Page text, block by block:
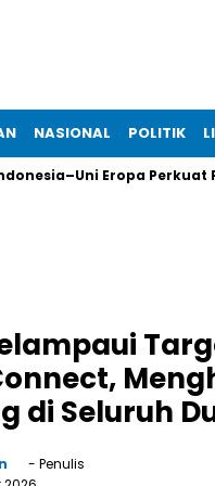
NASIONAL POLITIK
Eropa Perkuat
di Seluruh
- Penulis